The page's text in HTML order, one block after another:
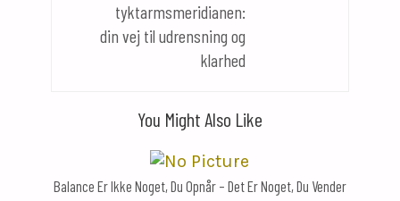
tyktarmsmeridianen:
din vej til udrensning og
klarhed
You Might Also Like
Balance Er Ikke Noget, Du Opnår – Det Er Noget, Du Vender